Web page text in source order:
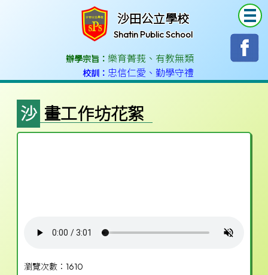
沙田公立學校
Shatin Public School
辦學宗旨： 樂育菁莪 、 有教無類
校訓： 忠信仁愛 、 勤學守禮
沙畫工作坊花絮
瀏覽次數：1610